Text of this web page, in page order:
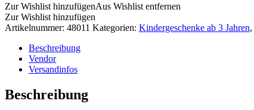
Zur Wishlist hinzufügenAus Wishlist entfernen
Zur Wishlist hinzufügen
Artikelnummer: 48011 Kategorien: Kindergeschenke ab 3 Jahren,
Beschreibung
Vendor
Versandinfos
Beschreibung